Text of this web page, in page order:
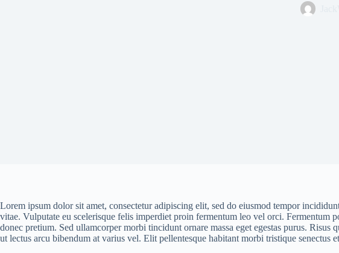
Lorem ipsum dolor sit amet, consectetur adipiscing elit, sed do eiusmod tempor
vitae. Vulputate eu scelerisque felis imperdiet proin fermentum leo vel orci. Fermentum
donec pretium. Sed ullamcorper morbi tincidunt ornare massa eget egestas purus.
ut lectus arcu bibendum at varius vel. Elit pellentesque habitant morbi tristique senectus